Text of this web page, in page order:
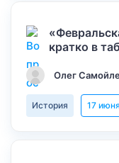
кратко в
Олег
История 17